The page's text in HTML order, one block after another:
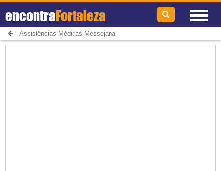
encontraFortaleza
Assistências Médicas Messejana